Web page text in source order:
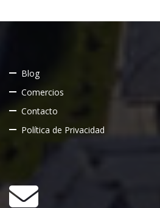
Blog
Comercios
Contacto
Política de Privacidad